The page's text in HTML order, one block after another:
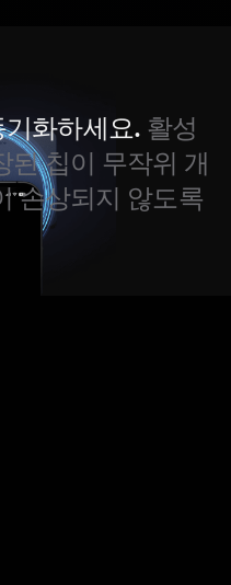
화하세요. 활성
된 칩이 무작위 개
손상되지 않도록